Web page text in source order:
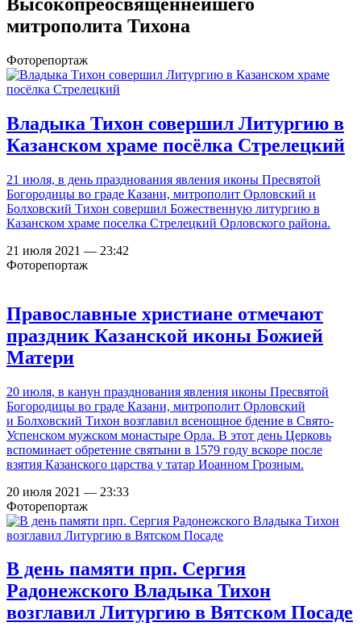
митрополита Тихона
Фоторепортаж
Владыка Тихон совершил Литургию в
Казанском храме посёлка Стрелецкий
21 июля, в день празднования явления иконы Пресвятой
Богородицы во граде Казани, митрополит Орловский и
Болховский Тихон совершил Божественную литургию в
Казанском храме поселка Стрелецкий Орловского района.
21 июля 2021 — 23:42
Фоторепортаж
Православные христиане отмечают
праздник Казанской иконы Божией
Матери
20 июля, в канун празднования явления иконы Пресвятой
Богородицы во граде Казани, митрополит Орловский
и Болховский Тихон возглавил всенощное бдение в Свято-
Успенском мужском монастыре Орла. В этот день Церковь
вспоминает обретение святыни в 1579 году вскоре после
взятия Казанского царства у татар Иоанном Грозным.
20 июля 2021 — 23:33
Фоторепортаж
В день памяти прп. Сергия
Радонежского Владыка Тихон
возглавил Литургию в Вятском Посаде